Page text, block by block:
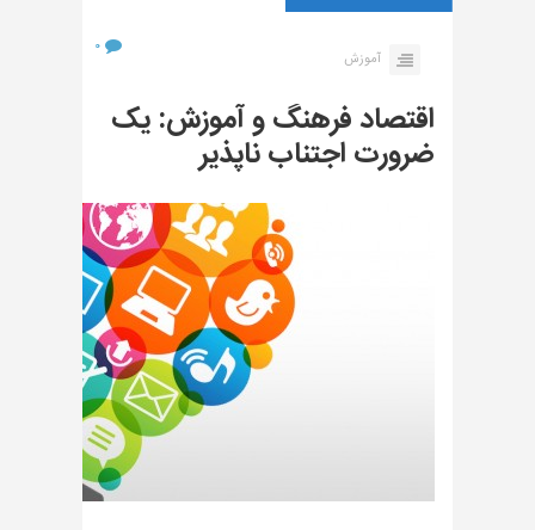
آموزش
۰
اقتصاد فرهنگ و آموزش: یک
ضرورت اجتناب ناپذیر